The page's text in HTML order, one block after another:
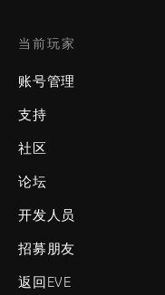
当前玩家
账号管理
支持
社区
论坛
开发人员
招募朋友
返回EVE